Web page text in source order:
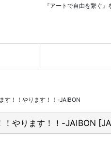
『アートで自由を繋ぐ
す！！やります！！-JAIBON
！やります！！-JAIBON [